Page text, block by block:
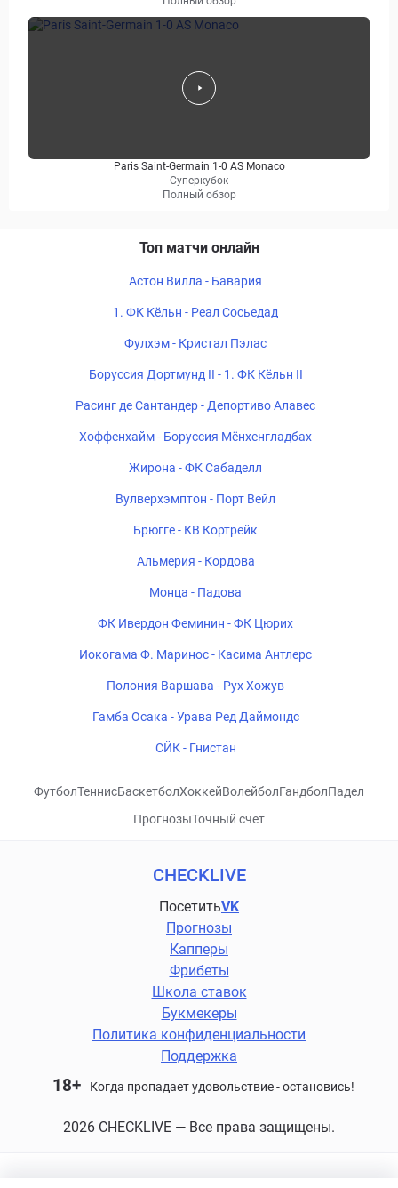
Paris Saint-Germain 1-0 AS Monaco
Суперкубок
Полный обзор
Топ матчи онлайн
Астон Вилла - Бавария
1. ФК Кёльн - Реал Сосьедад
Фулхэм - Кристал Пэлас
Боруссия Дортмунд II - 1. ФК Кёльн II
Расинг де Сантандер - Депортиво Алавес
Хоффенхайм - Боруссия Мёнхенгладбах
Жирона - ФК Сабаделл
Вулверхэмптон - Порт Вейл
Брюгге - КВ Кортрейк
Альмерия - Кордова
Монца - Падова
ФК Ивердон Феминин - ФК Цюрих
Иокогама Ф. Маринос - Касима Антлерс
Полония Варшава - Рух Хожув
Гамба Осака - Урава Ред Даймондс
СЙК - Гнистан
ФутболТеннисБаскетболХоккейВолейболГандболПадел
ПрогнозыТочный счет
CHECKLIVE
ПосетитьVK
Прогнозы
Капперы
Фрибеты
Школа ставок
Букмекеры
Политика конфиденциальности
Поддержка
18+ Когда пропадает удовольствие - остановись!
2026 CHECKLIVE — Все права защищены.